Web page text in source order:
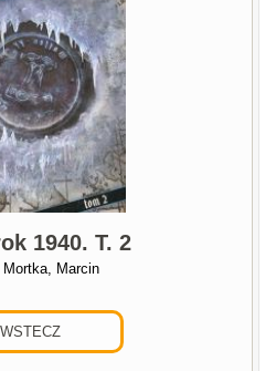
1940. T. 2
Mortka, Marcin